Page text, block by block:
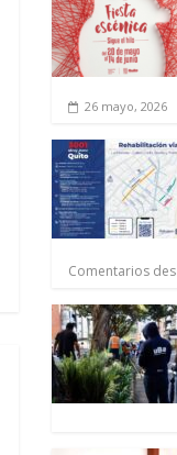
26 mayo, 2026
Comentarios